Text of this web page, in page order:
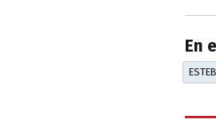
En